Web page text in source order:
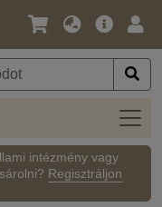
Nyelv
Pénznem
Fő
intézmény vagy
Regisztráljon